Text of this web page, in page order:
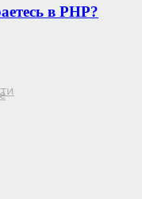
в PHP?